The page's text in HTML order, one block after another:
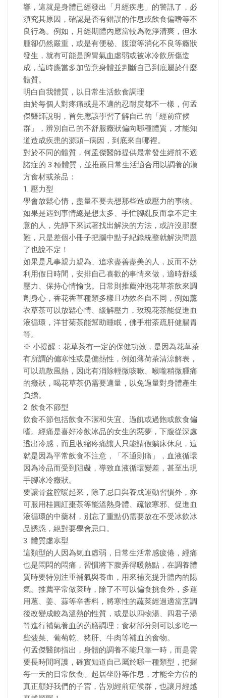
響，這就是身體已經發出「月經疾患」的警訊了，必
須究其原因，確認是否有錯誤的作息或飲食偏嗜等不
良行為。例如，月經期體內應當較為乾淨清爽，但水
腫卻仍然嚴重，或是有便秘、腹瀉等消化不良等癥狀
發生，就有可能是脾胃氣血虛弱或被冰冷飲所傷造
成，這時應當多加留意身體並判斷自己到底屬於什麼
體質。
明白自我體質，以日常生活飲食調理
由於每個人對疼痛或是不適的忍耐度都不一樣，何孟
傑醫師說明，首先應該學習了解自己的「經前症候
群」，辨別自己的不舒服癥狀偏向哪種體質，才能知
道造成疾患的源頭─病因，到底來自哪裡。
對於不同的體質，何孟傑醫師提供最常發生經前不適
諸症的 3 種體質，並推薦日常生活適合用以調養的漢
方食材或茶品：
1. 壓力型
學會放鬆心情，盡量不要去想那些造成壓力的事物。
如果是遇到事情總是想太多、手忙腳亂反而拿不定主
意的人，先靜下來試著找出解決的方法，或許沒那麼
難，只是差個小冊子把腦中點子紀錄統整就解決問題
了也說不定！
如果是凡事親力親為、追求盡善盡美的人，反而不妨
利用假日時間，安排自己喜歡的事情來做，適時舒緩
壓力、保持心情愉悅。日常則推薦沖泡花草茶飲來調
劑身心，香花香草種類多樣且功效各自不同，例如薰
衣草茶可以放鬆心情、緩解壓力，玫瑰花茶能促進血
液循環，洋甘菊茶能幫助睡眠，佛手柑茶疏肝健腸胃
等。
※ 小提醒：花草茶有一定的保健功效，是因為花草茶
有所謂的偏寒性或是偏熱性，例如薄荷茶清涼解表，
可以疏散風熱，因此有消除輕微咳嗽、喉嚨稍微腫痛
的癥狀，喝花草茶仍需要適量，以免過量對身體產生
負擔。
2. 飲食不節型
飲食不節包括飲食不潔和失宜、過飢或過飽或飲食偏
嗜。經痛是喜好冷飲冰品的女生的惡夢，下腹從深處
透出冷感，而且收縮疼痛讓人只能請假躺床休息，這
就是因為平常飲食不注意，「不通則痛」，血液循環
因為冷品而受到阻礙，導致血液循環變差，甚至出現
手腳冰冷癥狀。
要讓骨盆腔暖起來，除了忌口與養成運動習慣外，亦
可服用桂圓紅棗茶等能溫熱身體、疏散寒邪、促進血
液循環的中藥材，別忘了重點仍需要放在不受冰飲冰
品誘惑，絕對要學會忌口。
3. 體質虛寒型
這類型的人因為氣血虛弱，日常生活常感疲倦，經痛
也是悶悶的悶痛，習慣將下腹弄得暖熱點，在調養體
質時要特別注重補氣與養血，用來補充提升體內的陽
氣。推薦平常做菜時，除了不可以偏食挑食外，多運
用蔥、姜、蒜等辛香料，將寒性的蔬菜經過適當烹調
後改變成較為溫熱的性質，或是以四物湯、四君子湯
等進行補氣養血的葯膳調理；食材部分則可以多吃一
些菠菜、葡萄乾、豬肝、牛肉等補血的食物。
何孟傑醫師指出，身體的調養不能只靠一時，而是需
要長時間呵護，確實知道自己屬於哪一種類型，把握
每一天的日常飲食、起居坐卧等作息，才能全方位的
真正顧好我們的子宮，告別經前症候群，也讓月經越